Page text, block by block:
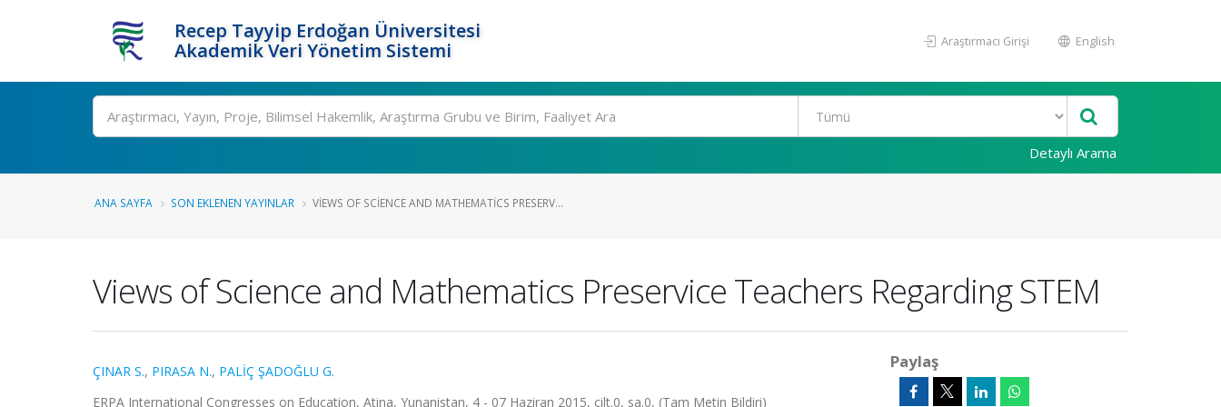
Recep Tayyip Erdoğan Üniversitesi
Akademik Veri Yönetim Sistemi
Araştırmacı Girişi English
Ara
Detaylı Arama
ANA SAYFA SON EKLENEN YAYINLAR VIEWS OF SCIENCE AND MATHEMATICS PRESERV...
Views of Science and Mathematics Preservice Teachers Regarding STEM
ÇINAR S., PIRASA N., PALİÇ ŞADOĞLU G.
ERPA International Congresses on Education, Atina, Yunanistan, 4 - 07 Haziran 2015, cilt.0, sa.0, (Tam Metin Bildiri)
Paylaş